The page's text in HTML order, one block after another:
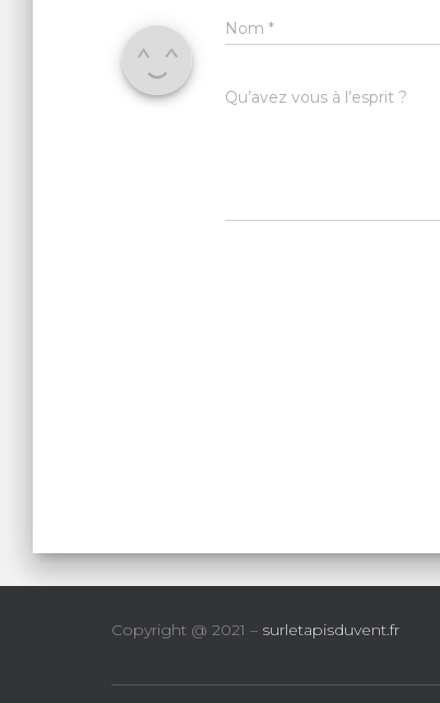
Nom *
Qu’avez vous à l’esprit ?
Copyright @ 2021 – surletapisduvent.fr